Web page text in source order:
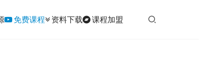
免费课程 资料下载 课程加盟